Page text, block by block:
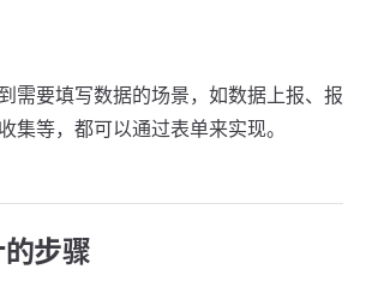
需要填写数据的场景，如数据上报、报
集等，都可以通过表单来实现。
步骤